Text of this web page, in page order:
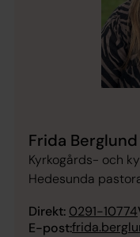
Frida Berglund
Kyrkogårds- och
Hedesunda
Direkt: 0291-10774
E-post: